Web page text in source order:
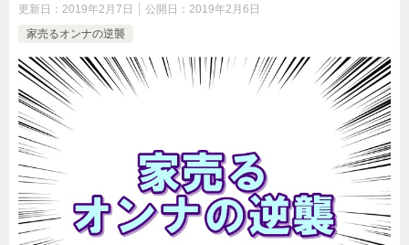
更新日： 2019年2月7日 公開日： 2019年2月6日
家売るオンナの逆襲